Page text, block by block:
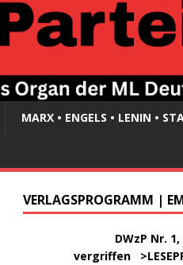
MARX • ENGELS • LENIN •
VERLAGSPROGRAMM |
DWzP Nr.
vergriffen >